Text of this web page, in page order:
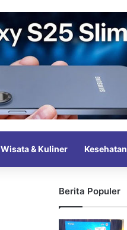
Wisata & Kuliner Kesehatan
Berita Populer